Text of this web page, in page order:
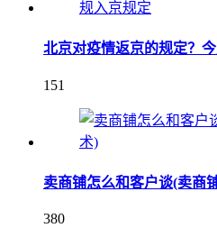
北京对疫情返京的规定？
151
卖商铺怎么和客户谈(卖商
380